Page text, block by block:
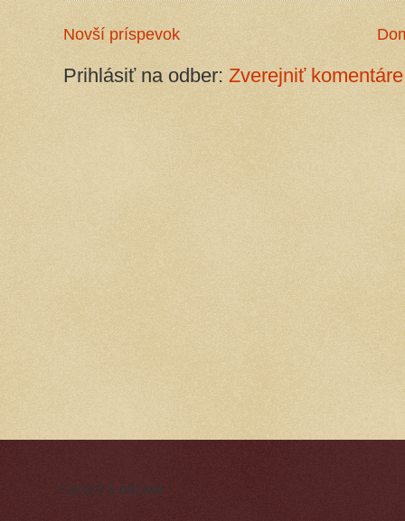
Novší príspevok
Prihlásiť na odber: Zverejniť
Cynická obluda